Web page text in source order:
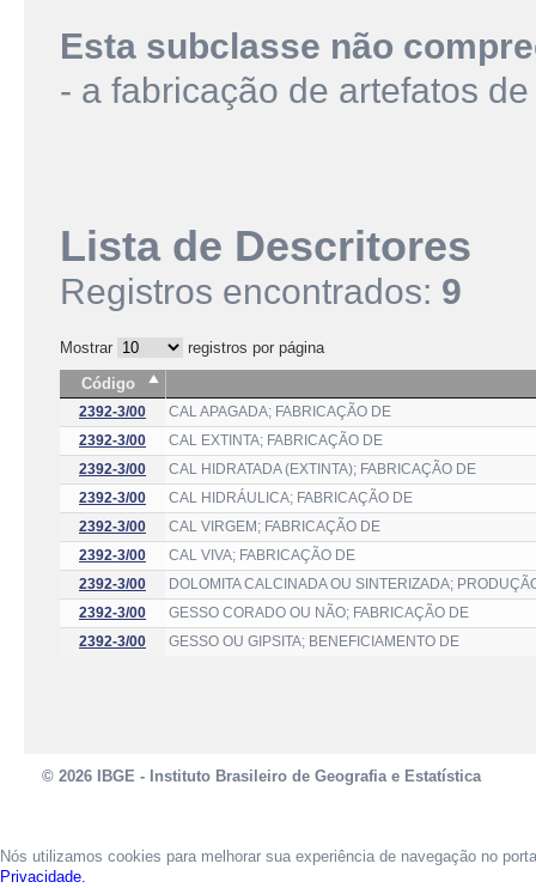
Esta subclasse não
- a fabricação de artefatos
Lista de Descritores
Registros encontrados: 9
Mostrar
registros por página
Código
2392-3/00
CAL APAGADA; FABRICAÇÃO DE
2392-3/00
CAL EXTINTA; FABRICAÇÃO DE
2392-3/00
CAL HIDRATADA (EXTINTA); FABRICAÇÃO DE
2392-3/00
CAL HIDRÁULICA; FABRICAÇÃO DE
2392-3/00
CAL VIRGEM; FABRICAÇÃO DE
2392-3/00
CAL VIVA; FABRICAÇÃO DE
2392-3/00
DOLOMITA CALCINADA OU SINTERIZADA;
2392-3/00
GESSO CORADO OU NÃO; FABRICAÇÃO DE
2392-3/00
GESSO OU GIPSITA; BENEFICIAMENTO DE
© 2026 IBGE - Instituto Brasileiro de Geografia e Estatística
Nós utilizamos cookies para melhorar sua experiência de navegação no
Privacidade.